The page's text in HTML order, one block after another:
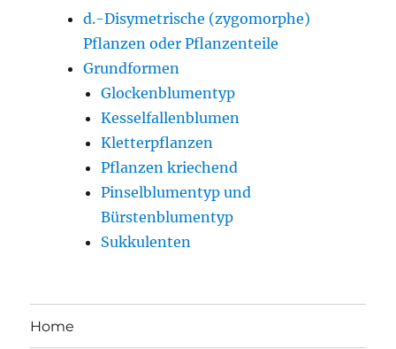
d.-Disymetrische (zygomorphe)
Pflanzen oder Pflanzenteile
Grundformen
Glockenblumentyp
Kesselfallenblumen
Kletterpflanzen
Pflanzen kriechend
Pinselblumentyp und
Bürstenblumentyp
Sukkulenten
Home